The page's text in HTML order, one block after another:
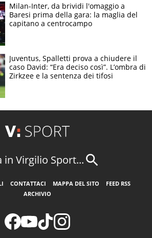
Milan-Inter, da brividi l'omaggio a
Baresi prima della gara: la maglia del
capitano a centrocampo
Juventus, Spalletti prova a chiudere il
caso David: “Era deciso così”. L’ombra di
Zirkzee e la sentenza dei tifosi
in Virgilio Sport...
CONTATTACI MAPPA DEL SITO
FEED RSS
ARCHIVIO